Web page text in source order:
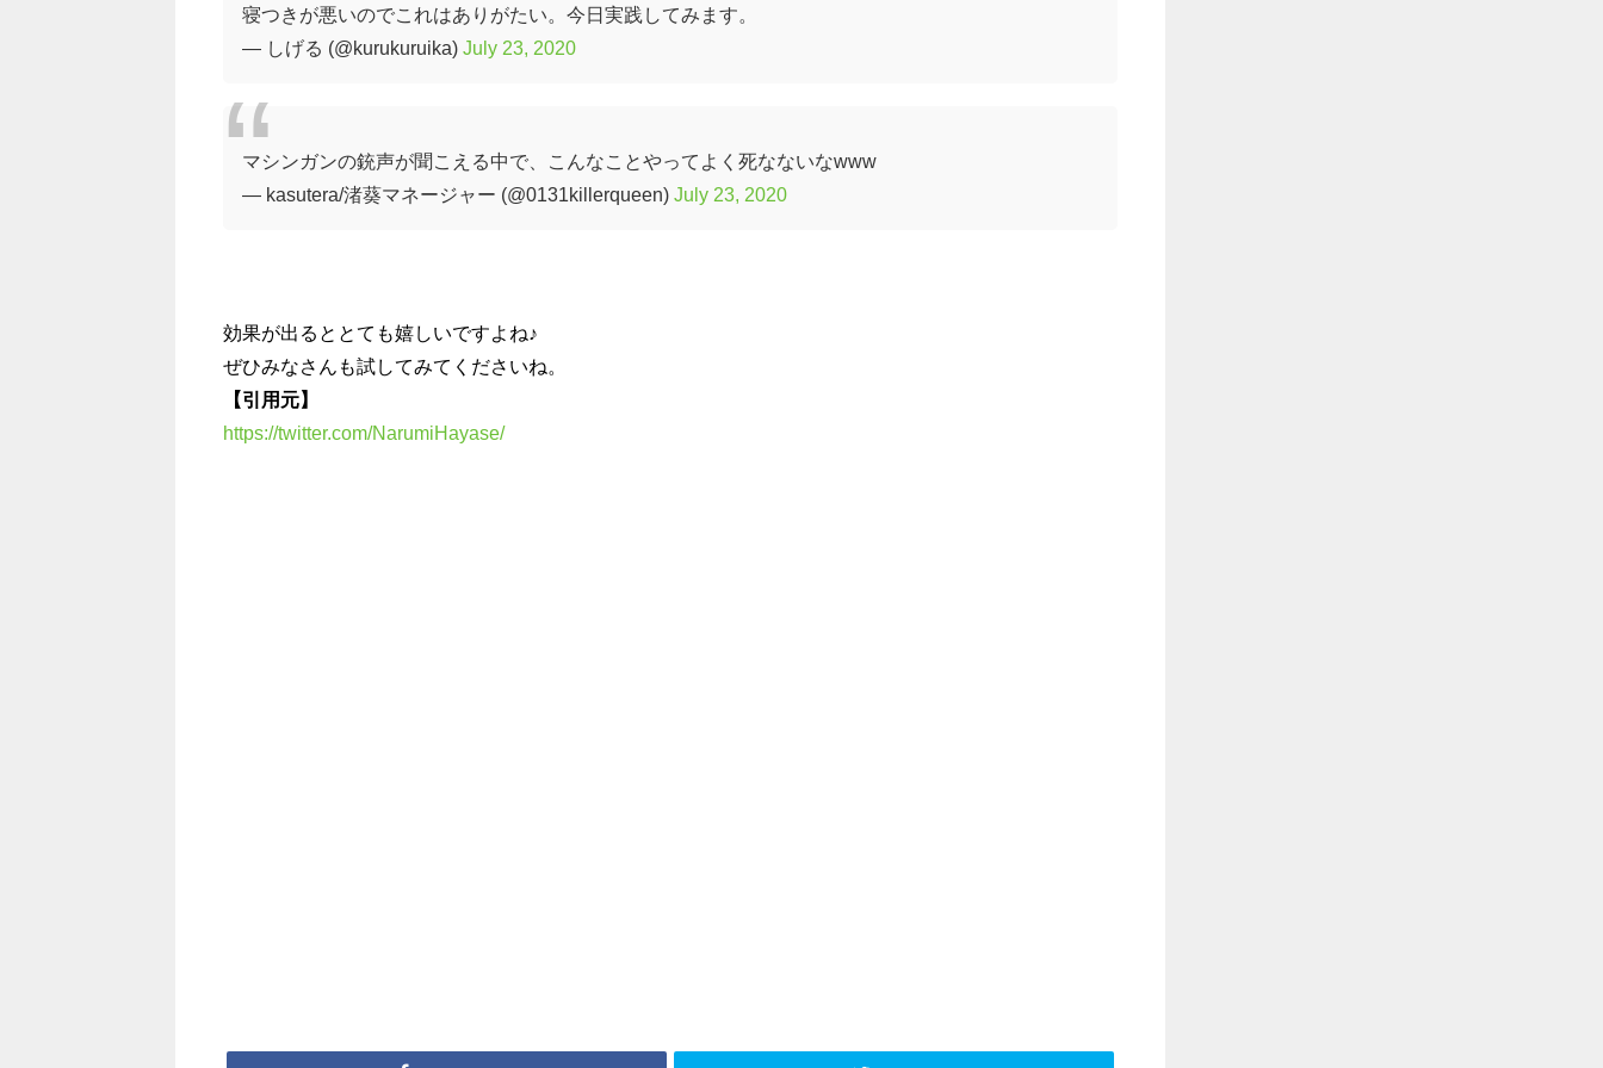
寝つきが悪いのでこれはありがたい。今日実践してみます。
— しげる (@kurukuruika) July 23, 2020
マシンガンの銃声が聞こえる中で、こんなことやってよく死なないなwww
— kasutera/渚葵マネージャー (@0131killerqueen) July 23, 2020
効果が出るととても嬉しいですよね♪
ぜひみなさんも試してみてくださいね。
【引用元】
https://twitter.com/NarumiHayase/